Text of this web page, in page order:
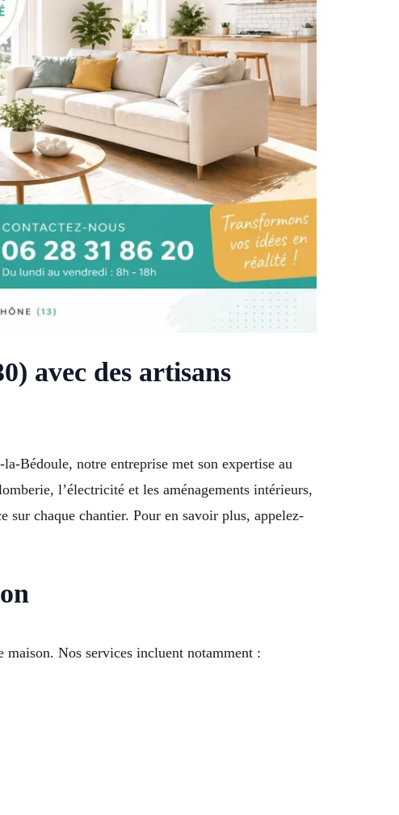
avec des artisans
Bédoule, notre entreprise met son expertise au
l’électricité et les aménagements intérieurs,
sur chaque chantier. Pour en savoir plus, appelez-
maison. Nos services incluent notamment :